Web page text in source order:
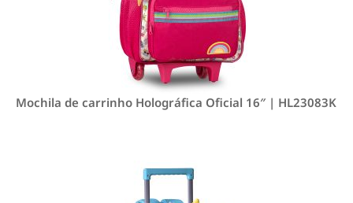
Mochila de carrinho Holográfica Oficial 16″ | HL23083K